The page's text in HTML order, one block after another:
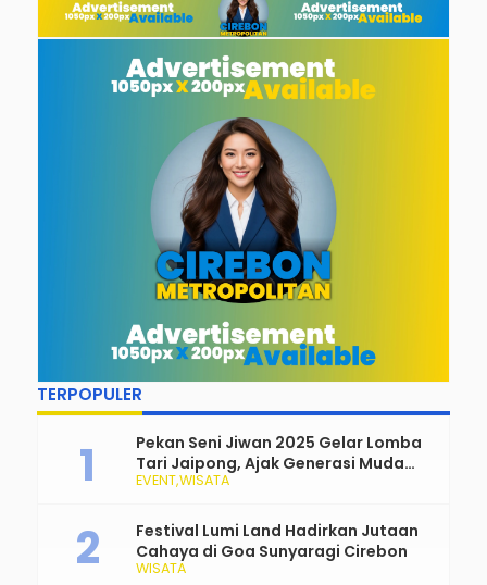
TERPOPULER
EVENTWISATA
Pekan Seni Jiwan 2025 Gelar Lomba
Tari Jaipong, Ajak Generasi Muda
Rayakan dan Lestarikan Budaya
WISATA
Festival Lumi Land Hadirkan Jutaan
Cahaya di Goa Sunyaragi Cirebon